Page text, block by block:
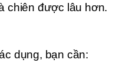
chiên được lâu hơn.
dụng, bạn cần: